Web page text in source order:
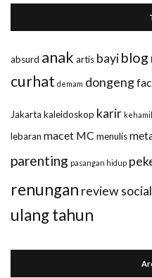
absurd anak artis bayiblog
curhat demam dongeng
Jakarta kaleidoskop karir
lebaran macet MC menulis
parenting pasangan hidup
renungan review
ulang tahun